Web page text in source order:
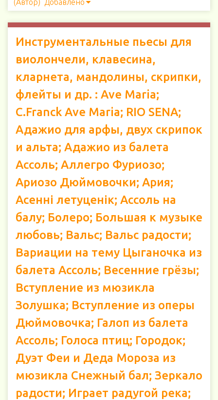
(Автор)
Добавлено
Инструментальные пьесы для
виолончели, клавесина,
кларнета, мандолины, скрипки,
флейты и др. : Ave Maria;
C.Franck Ave Maria; RIO SENA;
Адажио для арфы, двух скрипок
и альта; Адажио из балета
Ассоль; Аллегро Фуриозо;
Ариозо Дюймовочки; Ария;
Асенні летуценік; Ассоль на
балу; Болеро; Большая к музыке
любовь; Вальс; Вальс радости;
Вариации на тему Цыганочка из
балета Ассоль; Весенние грёзы;
Вступление из мюзикла
Золушка; Вступление из оперы
Дюймовочка; Галоп из балета
Ассоль; Голоса птиц; Городок;
Дуэт Феи и Деда Мороза из
мюзикла Снежный бал; Зеркало
радости; Играет радугой река;